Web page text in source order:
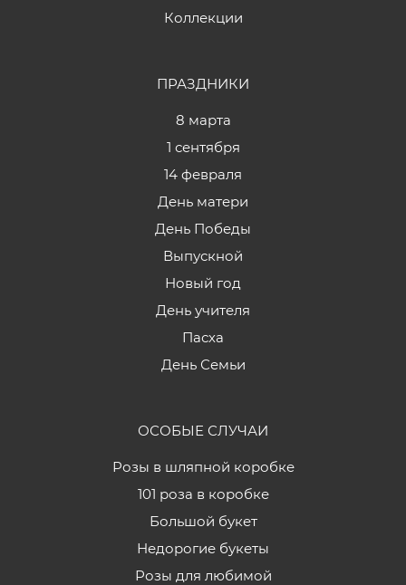
Коллекции
ПРАЗДНИКИ
8 марта
1 сентября
14 февраля
День матери
День Победы
Выпускной
Новый год
День учителя
Пасха
День Семьи
ОСОБЫЕ СЛУЧАИ
Розы в шляпной коробке
101 роза в коробке
Большой букет
Недорогие букеты
Розы для любимой